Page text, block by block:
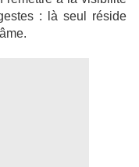
: là seul réside